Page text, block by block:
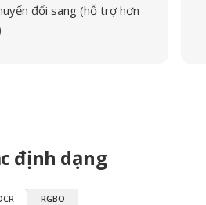
đổi sang (hỗ trợ hơn
định dạng
RGBO